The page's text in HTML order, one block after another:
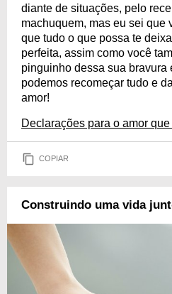
diante de situações, pelo
machuquem, mas eu sei que
que tudo o que possa te
perfeita, assim como você
pinguinho dessa sua bravura
podemos recomeçar tudo e
amor!
Declarações para o amor
COPIAR
Construindo uma vida